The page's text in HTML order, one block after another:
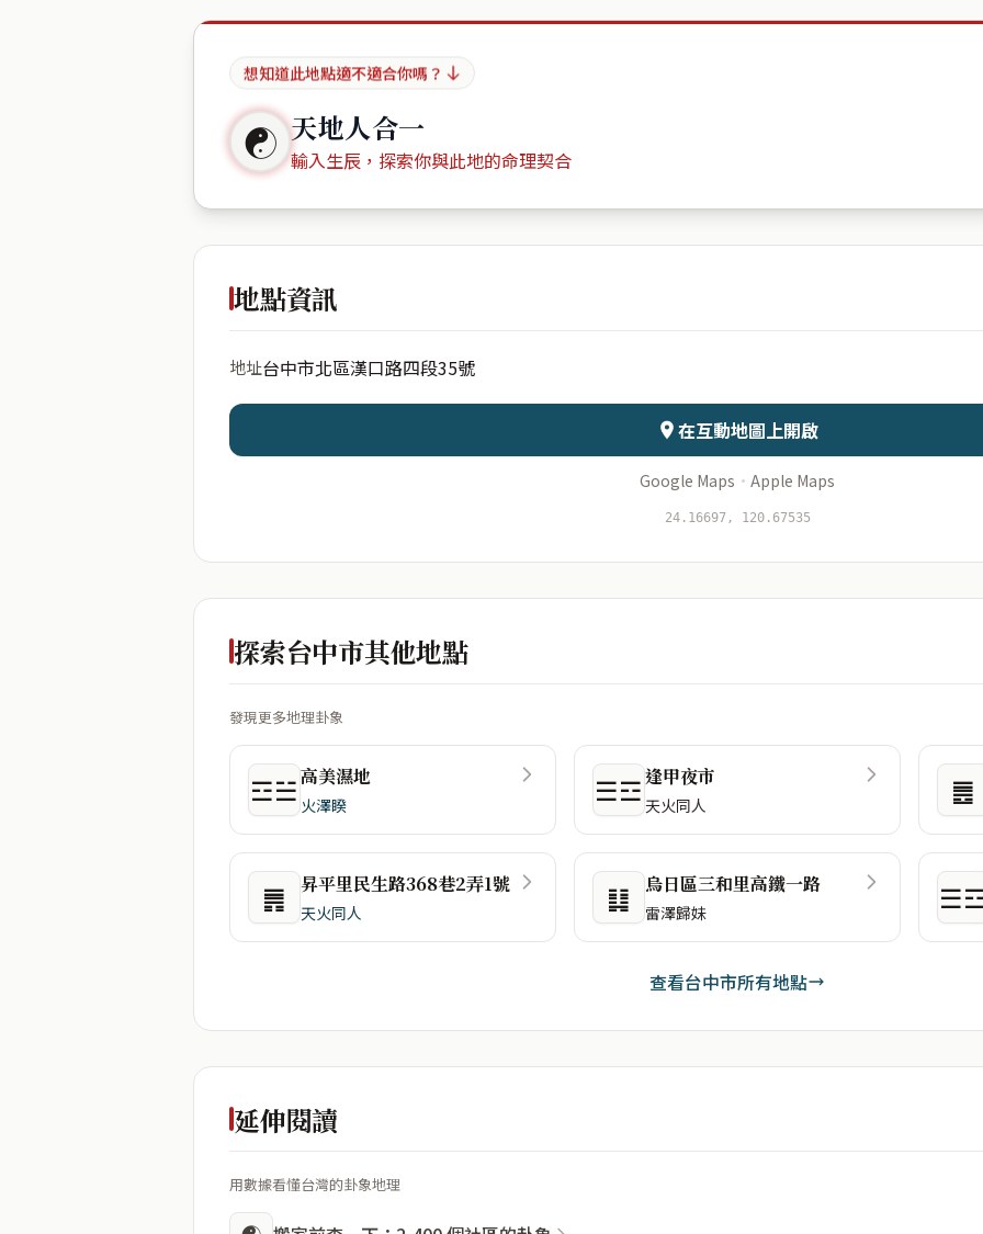
想知道此地點適不適合你嗎？
☯ 天地人合一
輸入生辰，探索你與此地的命理契合
地點資訊
地址台中市北區漢口路四段35號
在互動地圖上開啟
Google Maps · Apple Maps
24.16697, 120.67535
探索台中市其他地點
發現更多地理卦象
☲☱高美濕地
火澤睽 ☰☲逢甲夜市
天火同人 ䷌
䷠ 昇平里民生路368巷2弄1號
天火同人 ䷆ 烏日區三和里高鐵一路
雷澤歸妹
查看台中市所有地點
延伸閱讀
用數據看懂台灣的卦象地理